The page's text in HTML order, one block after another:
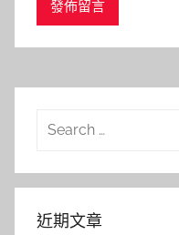
Search
近期文章